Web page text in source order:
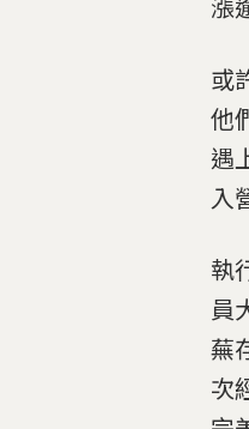
或
他
遇
入
執
員
蕪
次